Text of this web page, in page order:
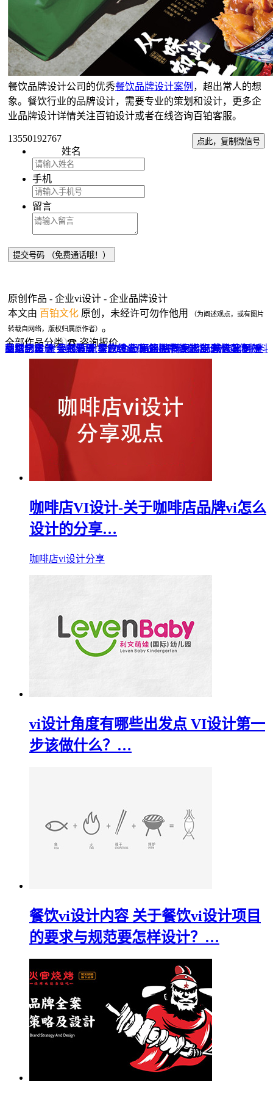
餐饮品牌设计公司的优秀餐饮品牌设计案例 ，超出常人的想
象。餐饮行业的品牌设计，需要专业的策划和设计，更多企
业品牌设计详情关注百铂设计或者在线咨询百铂客服。
13550192767 点此，复制微信号
姓名
手机
留言
原创作品 - 企业vi设计 - 企业品牌设计
本文由 百铂文化 原创，未经许可勿作他用
（为阐述观点，或有图片
转载自网络，版权归属原作者） 。
全部作品分类 ☎ 咨询报价
品牌全案 ▼ 宣传画册 VI+LOGO 企业刊物 包装设计 宣传物料
网站UI设计 导视设计 餐饮设计 酒店品牌设计 纪念相册 ▼
企业纪念册 聚会纪念册 毕业纪念册 领导/同事相册 成人礼相册
战友纪念册 个人影集 家庭/生日相册 旅行纪念册 精装定制 ▼
菜谱制作 企业邮册 光盘包装盒 高端楼书 家谱族谱 家具画册
咖啡店VI设计-关于咖啡店品牌vi怎么
设计的分享…
咖啡店vi设计分享
vi设计角度有哪些出发点 VI设计第一
步该做什么？…
餐饮vi设计内容 关于餐饮vi设计项目
的要求与规范要怎样设计？…